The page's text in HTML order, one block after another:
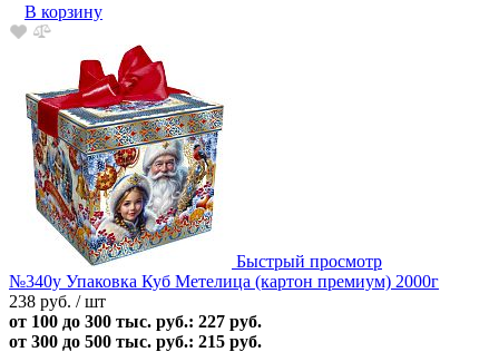
В корзину
Быстрый просмотр
№340у Упаковка Куб Метелица (картон премиум) 2000г
238 руб. / шт
от 100 до 300 тыс. руб.: 227 руб.
от 300 до 500 тыс. руб.: 215 руб.